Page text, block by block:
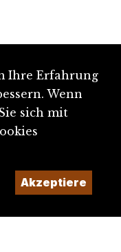
Ihre Erfahrung
Wenn
sich mit
Akzeptiere